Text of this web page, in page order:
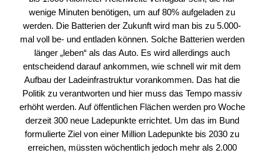
wenige Minuten benötigen, um auf 80% aufgeladen zu
werden. Die Batterien der Zukunft wird man bis zu 5.000-
mal voll be- und entladen können. Solche Batterien werden
länger „leben“ als das Auto. Es wird allerdings auch
entscheidend darauf ankommen, wie schnell wir mit dem
Aufbau der Ladeinfrastruktur vorankommen. Das hat die
Politik zu verantworten und hier muss das Tempo massiv
erhöht werden. Auf öffentlichen Flächen werden pro Woche
derzeit 300 neue Ladepunkte errichtet. Um das im Bund
formulierte Ziel von einer Million Ladepunkte bis 2030 zu
erreichen, müssten wöchentlich jedoch mehr als 2.000